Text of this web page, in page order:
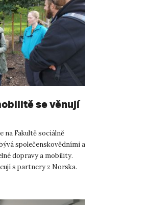
se věnují
na Fakultě sociálně
společenskovědními a
dopravy a mobility.
s partnery z Norska.